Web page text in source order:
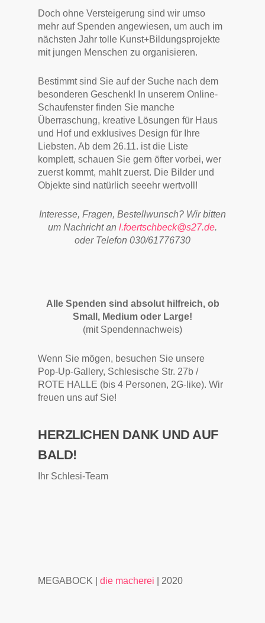
Doch ohne Versteigerung sind wir umso
mehr auf Spenden angewiesen, um auch im
nächsten Jahr tolle Kunst+Bildungsprojekte
mit jungen Menschen zu organisieren.
Bestimmt sind Sie auf der Suche nach dem
besonderen Geschenk! In unserem Online-
Schaufenster finden Sie manche
Überraschung, kreative Lösungen für Haus
und Hof und exklusives Design für Ihre
Liebsten. Ab dem 26.11. ist die Liste
komplett, schauen Sie gern öfter vorbei, wer
zuerst kommt, mahlt zuerst. Die Bilder und
Objekte sind natürlich seeehr wertvoll!
Interesse, Fragen, Bestellwunsch? Wir bitten
um Nachricht an l.foertschbeck@s27.de.
oder Telefon 030/61776730
Alle Spenden sind absolut hilfreich, ob
Small, Medium oder Large!
(mit Spendennachweis)
Wenn Sie mögen, besuchen Sie unsere
Pop-Up-Gallery, Schlesische Str. 27b /
ROTE HALLE (bis 4 Personen, 2G-like). Wir
freuen uns auf Sie!
HERZLICHEN DANK UND AUF
BALD!
Ihr Schlesi-Team
MEGABOCK |die macherei | 2020